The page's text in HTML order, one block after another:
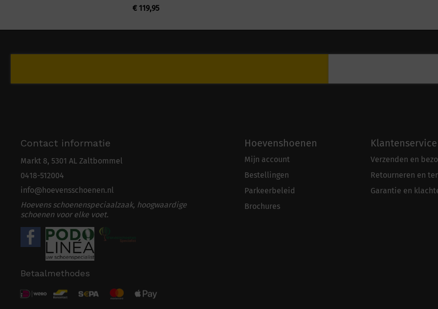
€119,95
Contact informatie
Markt 8, 5301 AL Zaltbommel
0418-512004
info@hoevensschoenen.nl
Hoevens schoenenspeciaalzaak, hoogwaardige
schoenen voor elke voet.
Betaalmethodes
Hoevenshoenen
Mijn account
Bestellingen
Parkeerbeleid
Brochures
Klantenservice
Verzenden en
Retourneren en
Garantie en